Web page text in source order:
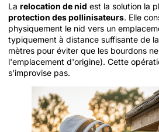
La relocation de nid est la solution la
protection des pollinisateurs. Elle
physiquement le nid vers un
typiquement à distance suffisante de
mètres pour éviter que les bourdons
l'emplacement d'origine). Cette
s'improvise pas.